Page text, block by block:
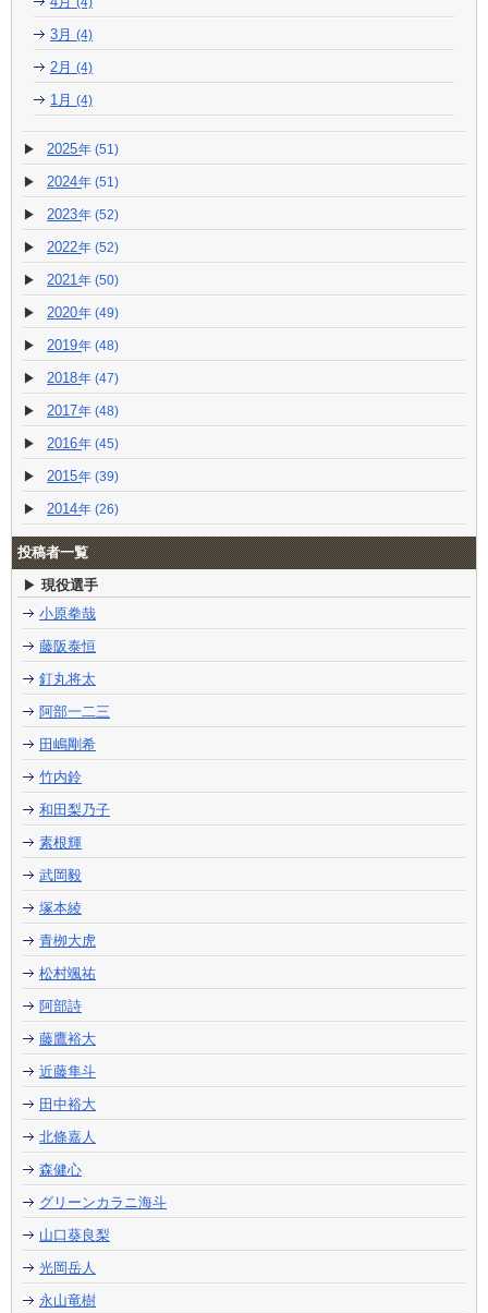
3月 (4)
2月 (4)
1月 (4)
2025 (51)
2024 (51)
2023 (52)
2022 (52)
2021 (50)
2020 (49)
2019 (48)
2018 (47)
2017 (48)
2016 (45)
2015 (39)
2014 (26)
投稿者一覧
現役選手
小原拳哉
藤阪泰恒
釘丸将太
阿部一二三
田嶋剛希
竹内鈴
和田梨乃子
素根輝
武岡毅
塚本綾
青栁大虎
松村颯祐
阿部詩
藤鷹裕大
近藤隼斗
田中裕大
北條嘉人
森健心
グリーンカラニ海斗
山口葵良梨
光岡岳人
永山竜樹